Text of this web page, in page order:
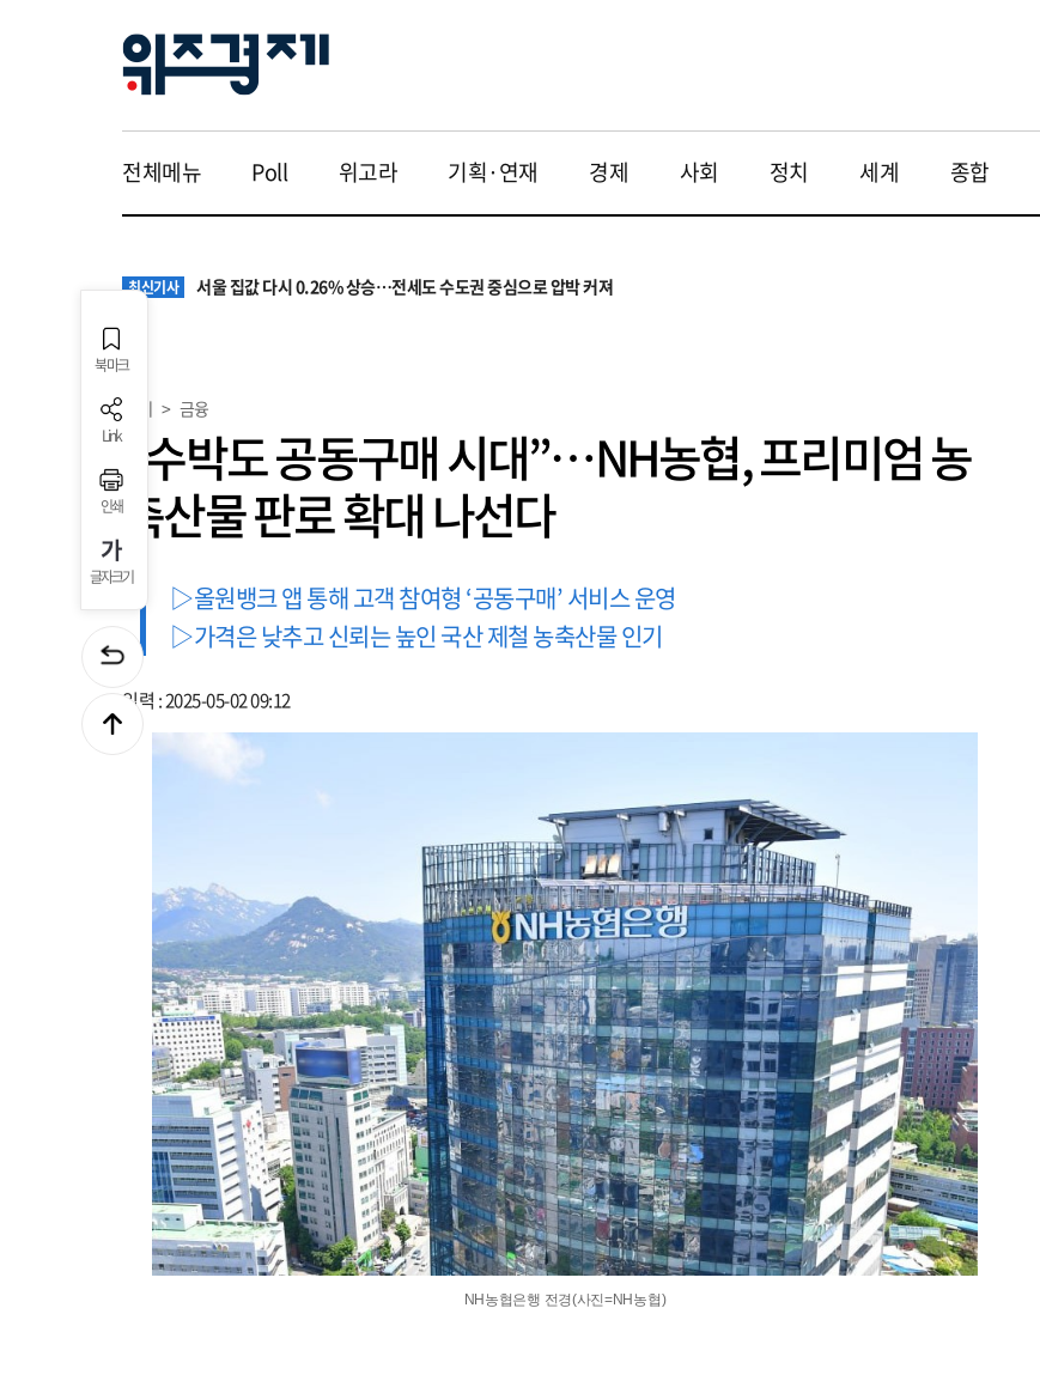
전체메뉴 Poll 위고라 기획·연재 경제 사회 정치 세계 종합
최신기사 서울 집값 다시 0.26% 상승…전세도 수도권 중심으로 압박 커져
최신기사
북마크
Link
인쇄
글자크기
경제 > 금융
“수박도 공동구매 시대”…NH농협, 프리미엄 농
축산물 판로 확대 나선다
▷올원뱅크 앱 통해 고객 참여형 ‘공동구매’ 서비스 운영
▷가격은 낮추고 신뢰는 높인 국산 제철 농축산물 인기
입력 : 2025-05-02 09:12
NH농협은행 전경(사진=NH농협)